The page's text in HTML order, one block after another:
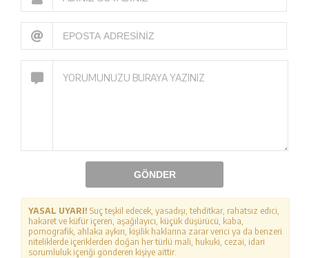
GÖNDER
YASAL UYARI! Suç teşkil edecek, yasadışı, tehditkar, rahatsız edici,
hakaret ve küfür içeren, aşağılayıcı, küçük düşürücü, kaba,
pornografik, ahlaka aykırı, kişilik haklarına zarar verici ya da benzeri
niteliklerde içeriklerden doğan her türlü mali, hukuki, cezai, idari
sorumluluk içeriği gönderen kişiye aittir.